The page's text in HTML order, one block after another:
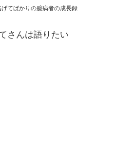
げてばかりの臆病者の成長録
さんは語りたい